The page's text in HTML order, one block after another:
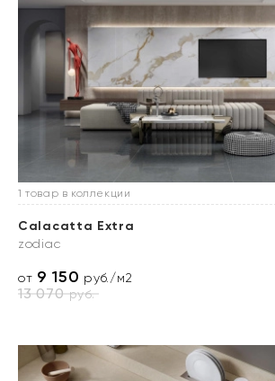
1 товар в коллекции
Calacatta Extra
zodiac
от 9 150 руб./м2
13 070руб.